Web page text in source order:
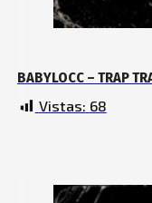
BABYLOCC – TRAP
Vistas: 68